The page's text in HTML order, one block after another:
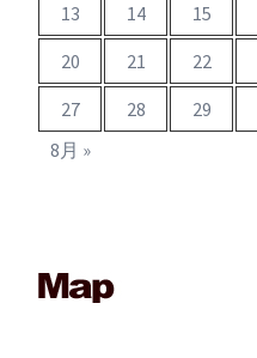
13
14 15
20
21 22
27
28 29
8月 »